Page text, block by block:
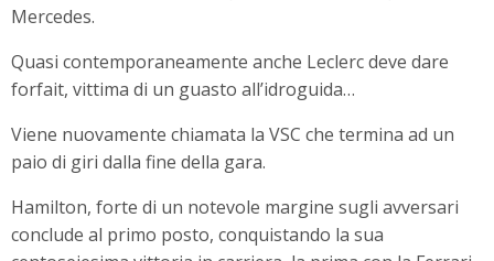
Mercedes.
Quasi contemporaneamente anche Leclerc deve dare
forfait, vittima di un guasto all’idroguida…
Viene nuovamente chiamata la VSC che termina ad un
paio di giri dalla fine della gara.
Hamilton, forte di un notevole margine sugli avversari
conclude al primo posto, conquistando la sua